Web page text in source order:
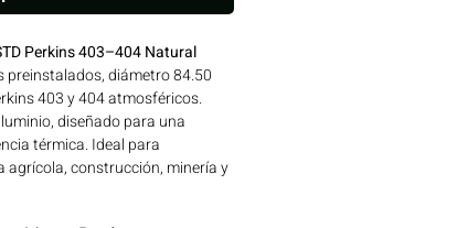
Perkins 403–404 Natural
diámetro 84.50
403 y 404 atmosféricos.
diseñado para una
térmica. Ideal para
agrícola, construcción, minería y